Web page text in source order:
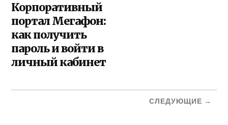
Корпоративный
портал Мегафон:
как получить
пароль и войти в
личный кабинет
СЛЕДУЮЩИЕ →